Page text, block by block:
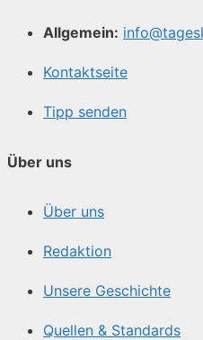
Allgemein:
Kontaktseite
Tipp senden
Über uns
Über uns
Redaktion
Unsere Geschichte
Quellen & Standards